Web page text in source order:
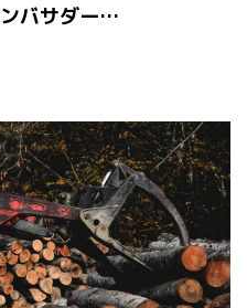
大手家電流通協会×若者アンバサダー 共創対話